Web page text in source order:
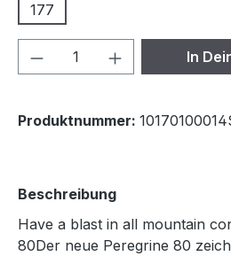
177
Produkt Anzahl: Gib
In
Produktnummer:
Beschreibung
Have a blast in all mountain
80Der neue Peregrine 80